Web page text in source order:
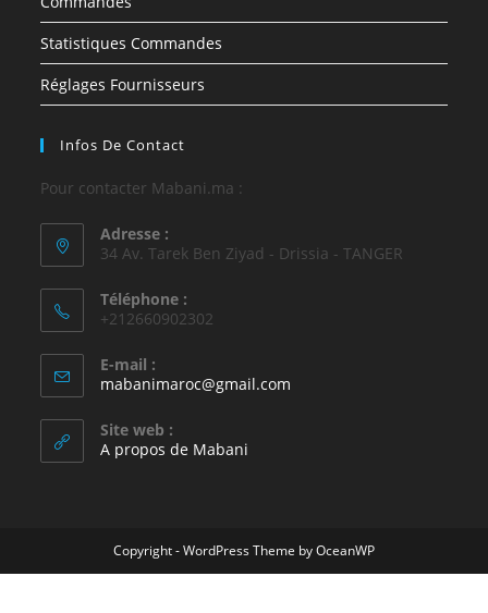
Statistiques Commandes
Réglages Fournisseurs
Infos De Contact
Pour contacter Mabani.ma :
Adresse :
34 Av. Tarek Ben Ziyad - Drissia - TANGER
Téléphone :
+212660902302
E-mail :
mabanimaroc@gmail.com
Site web :
A propos de Mabani
Copyright - WordPress Theme by OceanWP